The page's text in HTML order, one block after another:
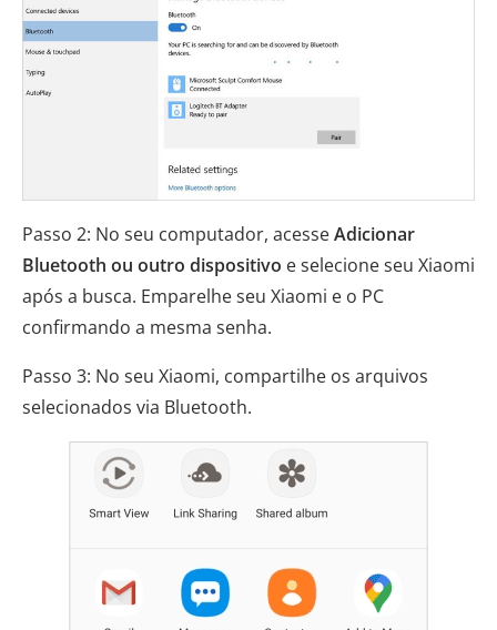
Passo 2: No seu computador, acesseAdicionar
Bluetooth ou outro dispositivo e selecione seu Xiaomi
após a busca. Emparelhe seu Xiaomi e o PC
confirmando a mesma senha.
Passo 3: No seu Xiaomi, compartilhe os arquivos
selecionados via Bluetooth.